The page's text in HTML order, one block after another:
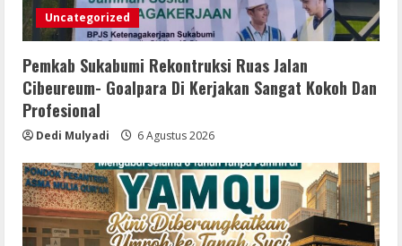
4
Masjid Agung At-Tafakur
6 Agustus 2026
Pemkab Sergai Bersama Anggota DPR
Uncategorized
Pemkab Sukabumi Rekontruksi Ruas Jalan
Cibeureum- Goalpara Di Kerjakan Sangat Kokoh Dan
Profesional
Dedi Mulyadi 6 Agustus 2026